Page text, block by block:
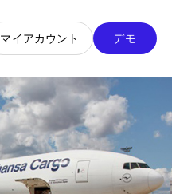
マイアカウント デモ